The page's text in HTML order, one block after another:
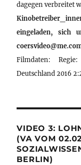
dagegen verbreitet
eingeladen, sich
Filmdaten:
Deutschland 2016
VIDEO 3:
(VA VOM
BERLIN)